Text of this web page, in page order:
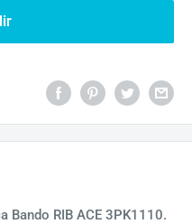
Bando RIB ACE 3PK1110.